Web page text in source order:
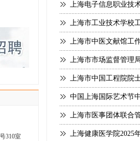
310室
上海电子信息职业技
上海市工业技术学校
上海市中医文献馆工
上海市市场监督管理
上海市中国工程院院
中国上海国际艺术节
上海市医事团体联合
上海健康医学院2025